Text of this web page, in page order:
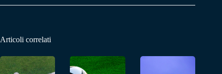
Articoli correlati